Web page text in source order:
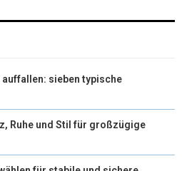
sieben typische
Ruhe und Stil für großzügige